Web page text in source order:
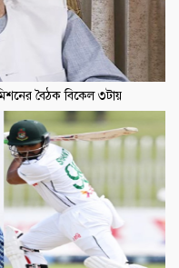
বৈঠক বিকেল ৩টায়